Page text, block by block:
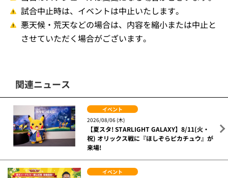
試合中止時は、イベントは中止いたします。
悪天候・荒天などの場合は、内容を縮小または中止と
させていただく場合がございます。
関連ニュース
イベント
2026/08/06 (木)
【夏スタ! STARLIGHT GALAXY】8/11(火・
祝) オリックス戦に『ほしぞらピカチュウ』が
来場!
イベント